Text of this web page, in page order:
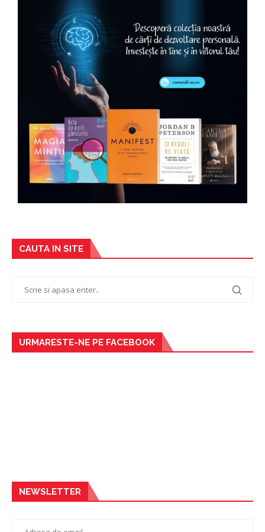
CAUTA IN SITE
URMARESTE-NE PE FACEBOOK
NEWSLETTER